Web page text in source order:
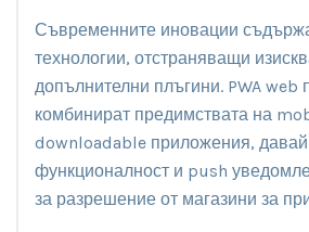
Съвременните иновации
технологии, отстраняващи
допълнителни плъгини. PWA web
комбинират предимствата на
downloadable приложения,
функционалност и push
за разрешение от магазини за